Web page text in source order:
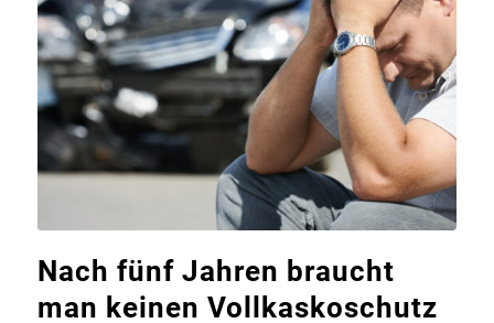
Nach fünf Jahren braucht
man keinen Vollkaskoschutz